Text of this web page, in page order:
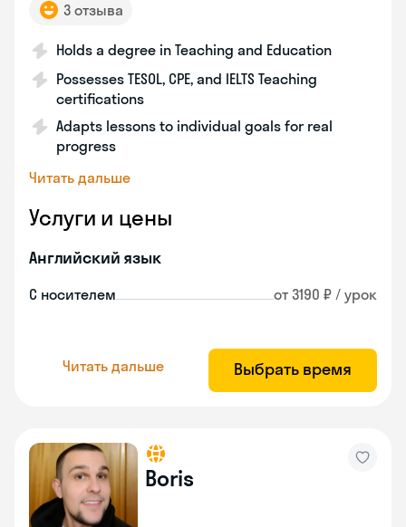
3 отзыва
Holds a degree in Teaching and Education
Possesses TESOL, CPE, and IELTS Teaching
certifications
Adapts lessons to individual goals for real
progress
Читать дальше
Услуги и цены
Английский язык
С носителем от 3190 ₽ / урок
Читать дальше Выбрать время
Boris